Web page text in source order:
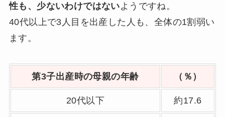
性も、少ないわけではないようですね。
40代以上で3人目を出産した人も、全体の1割弱い
ます。
第3子出産時の母親の年齢 （％）
20代以下 約17.6